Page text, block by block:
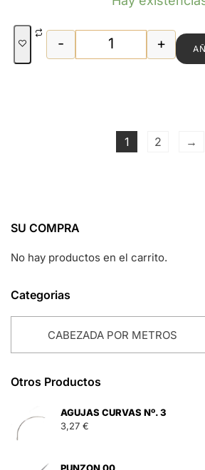
CABEZADA BIC.
- +
1 2 →
SU COMPRA
No hay productos en el carrito.
Categorias
CABEZADA POR METROS
Otros Productos
AGUJAS CURVAS Nº. 3
3,27 €
PUNZON 00